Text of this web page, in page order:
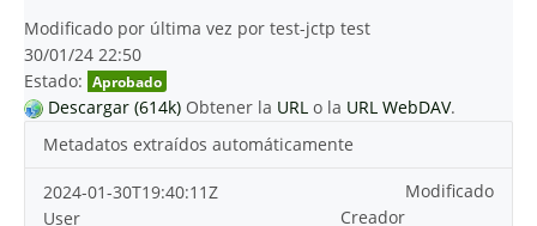
Modificado por última vez por test-jctp test
30/01/24 22:50
Estado: Aprobado
Descargar (614k) Obtener la URL o la URL WebDAV.
Metadatos extraídos automáticamente
Modificado
2024-01-30T19:40:11Z
Creador
User